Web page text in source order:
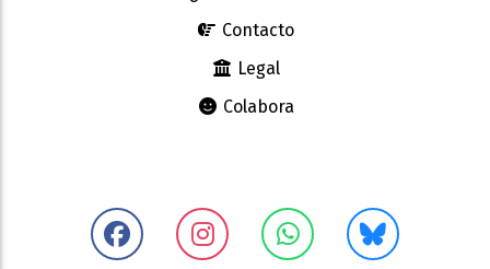
Contacto
Legal
Colabora